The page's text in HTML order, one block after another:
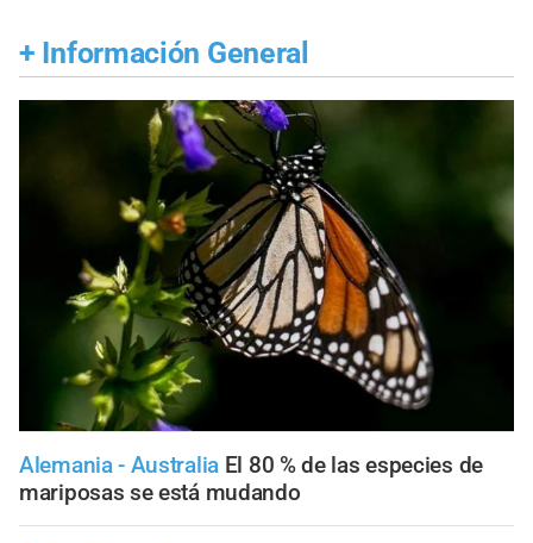
+ Información General
Alemania - Australia El 80 % de las especies de
mariposas se está mudando